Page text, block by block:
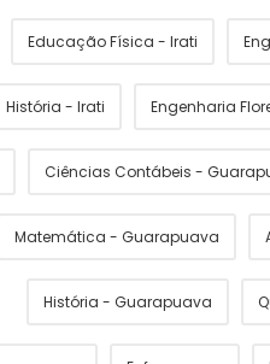
Educação Física - Irati
História - Irati Engenharia
Ciências Contábeis -
Matemática - Guarapuava
História - Guarapuava